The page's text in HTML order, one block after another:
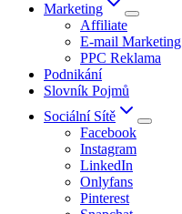
Marketing
Affiliate
E-mail Marketing
PPC Reklama
Podnikání
Slovník Pojmů
Sociální Sítě
Facebook
Instagram
LinkedIn
Onlyfans
Pinterest